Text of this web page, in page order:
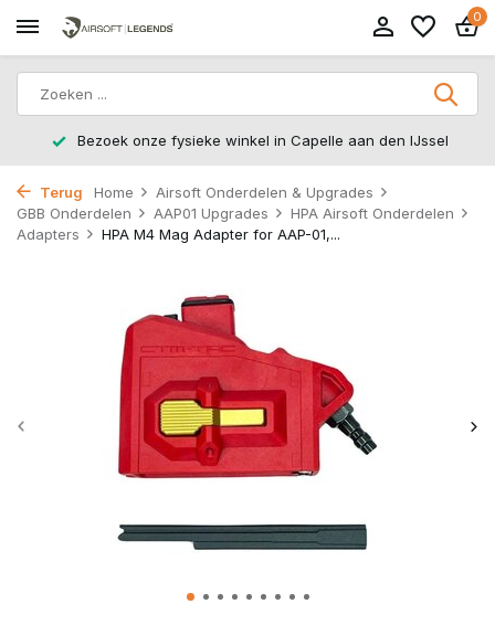
0
Bezoek onze fysieke winkel in Capelle aan den IJssel
Terug Home
Airsoft Onderdelen & Upgrades
GBB Onderdelen
AAP01 Upgrades
HPA Airsoft Onderdelen
Adapters
HPA M4 Mag Adapter for AAP-01,...